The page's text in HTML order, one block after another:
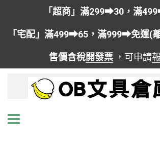
「超商」滿299➡30，滿
「宅配」滿499➡65，滿999➡免運(
售價含稅開發票 ，可申請